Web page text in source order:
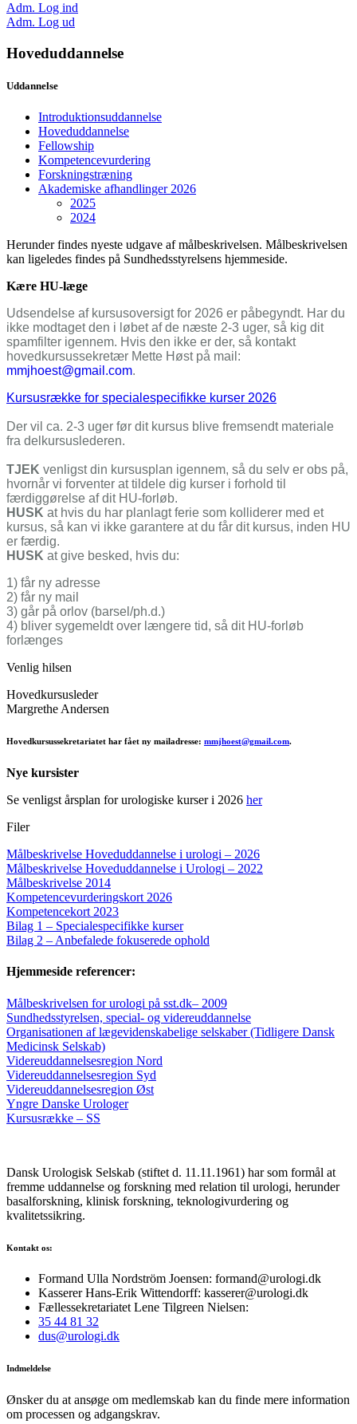
Adm. Log ind
Adm. Log ud
Hoveduddannelse
Uddannelse
Introduktionsuddannelse
Hoveduddannelse
Fellowship
Kompetencevurdering
Forskningstræning
Akademiske afhandlinger 2026
2025
2024
Herunder findes nyeste udgave af målbeskrivelsen. Målbeskrivelsen
kan ligeledes findes på Sundhedsstyrelsens hjemmeside.
Kære HU-læge
Udsendelse af kursusoversigt for 2026 er påbegyndt. Har du
ikke modtaget den i løbet af de næste 2-3 uger, så kig dit
spamfilter igennem. Hvis den ikke er der, så kontakt
hovedkursussekretær Mette Høst på mail:
mmjhoest@gmail.com.
Kursusrække for specialespecifikke kurser 2026
Der vil ca. 2-3 uger før dit kursus blive fremsendt materiale
fra delkursuslederen.
TJEK venligst din kursusplan igennem, så du selv er obs på,
hvornår vi forventer at tildele dig kurser i forhold til
færdiggørelse af dit HU-forløb.
HUSK at hvis du har planlagt ferie som kolliderer med et
kursus, så kan vi ikke garantere at du får dit kursus, inden HU
er færdig.
HUSK at give besked, hvis du:
1) får ny adresse
2) får ny mail
3) går på orlov (barsel/ph.d.)
4) bliver sygemeldt over længere tid, så dit HU-forløb
forlænges
Venlig hilsen
Hovedkursusleder
Margrethe Andersen
Hovedkursussekretariatet har fået ny mailadresse: mmjhoest@gmail.com.
Nye kursister
Se venligst årsplan for urologiske kurser i 2026 her
Filer
Målbeskrivelse Hoveduddannelse i urologi – 2026
Målbeskrivelse Hoveduddannelse i Urologi – 2022
Målbeskrivelse 2014
Kompetencevurderingskort 2026
Kompetencekort 2023
Bilag 1 – Specialespecifikke kurser
Bilag 2 – Anbefalede fokuserede ophold
Hjemmeside referencer:
Målbeskrivelsen for urologi på sst.dk– 2009
Sundhedsstyrelsen, special- og videreuddannelse
Organisationen af lægevidenskabelige selskaber (Tidligere Dansk
Medicinsk Selskab)
Videreuddannelsesregion Nord
Videreuddannelsesregion Syd
Videreuddannelsesregion Øst
Yngre Danske Urologer
Kursusrække – SS
Dansk Urologisk Selskab (stiftet d. 11.11.1961) har som formål at
fremme uddannelse og forskning med relation til urologi, herunder
basalforskning, klinisk forskning, teknologivurdering og
kvalitetssikring.
Kontakt os:
Formand Ulla Nordström Joensen: formand@urologi.dk
Kasserer Hans-Erik Wittendorff: kasserer@urologi.dk
Fællessekretariatet Lene Tilgreen Nielsen:
35 44 81 32
dus@urologi.dk
Indmeldelse
Ønsker du at ansøge om medlemskab kan du finde mere information
om processen og adgangskrav.